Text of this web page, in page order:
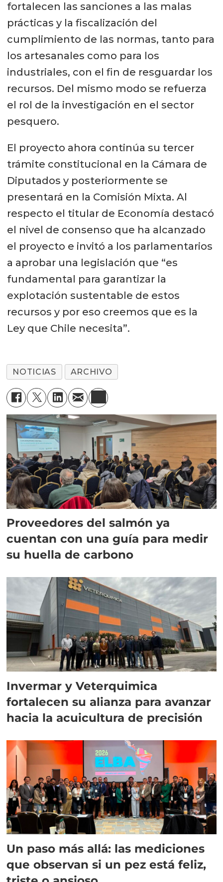
fortalecen las sanciones a las malas
prácticas y la fiscalización del
cumplimiento de las normas, tanto para
los artesanales como para los
industriales, con el fin de resguardar los
recursos. Del mismo modo se refuerza
el rol de la investigación en el sector
pesquero.
El proyecto ahora continúa su tercer
trámite constitucional en la Cámara de
Diputados y posteriormente se
presentará en la Comisión Mixta. Al
respecto el titular de Economía destacó
el nivel de consenso que ha alcanzado
el proyecto e invitó a los parlamentarios
a aprobar una legislación que “es
fundamental para garantizar la
explotación sustentable de estos
recursos y por eso creemos que es la
Ley que Chile necesita”.
NOTICIAS ARCHIVO
Proveedores del salmón ya
cuentan con una guía para medir
su huella de carbono
Invermar y Veterquimica
fortalecen su alianza para avanzar
hacia la acuicultura de precisión
Un paso más allá: las mediciones
que observan si un pez está feliz,